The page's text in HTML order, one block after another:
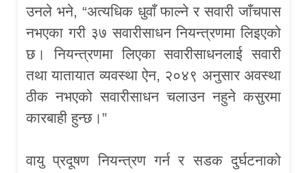
उनले भने, “अत्यधिक धुवाँ फाल्ने र सवारी जाँचपास
नभएका गरी ३७ सवारीसाधन नियन्त्रणमा लिइएको
छ। नियन्त्रणमा लिएका सवारीसाधनलाई सवारी
तथा यातायात व्यवस्था ऐन, २०४९ अनुसार अवस्था
ठीक नभएको सवारीसाधन चलाउन नहुने कसुरमा
कारबाही हुन्छ।”
वायु प्रदूषण नियन्त्रण गर्न र सडक दुर्घटनाको